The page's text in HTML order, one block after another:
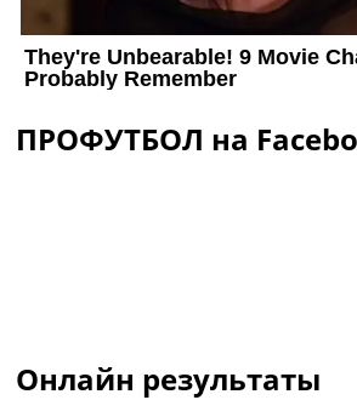
ПРОФУТБОЛ на
Онлайн результаты